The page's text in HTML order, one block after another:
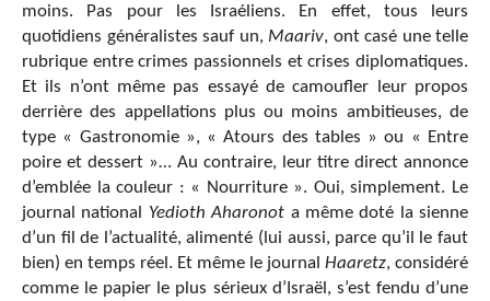
moins. Pas pour les Israéliens. En effet, tous leurs
quotidiens généralistes sauf un, Maariv, ont casé une telle
rubrique entre crimes passionnels et crises diplomatiques.
Et ils n’ont même pas essayé de camoufler leur propos
derrière des appellations plus ou moins ambitieuses, de
type « Gastronomie », « Atours des tables » ou « Entre
poire et dessert »… Au contraire, leur titre direct annonce
d’emblée la couleur : « Nourriture ». Oui, simplement. Le
journal national Yedioth Aharonot a même doté la sienne
d’un fil de l’actualité, alimenté (lui aussi, parce qu’il le faut
bien) en temps réel. Et même le journal Haaretz, considéré
comme le papier le plus sérieux d’Israël, s’est fendu d’une